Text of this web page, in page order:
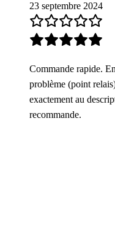
23 septembre 2024
Commande rapide.
problème (point
exactement au
recommande.